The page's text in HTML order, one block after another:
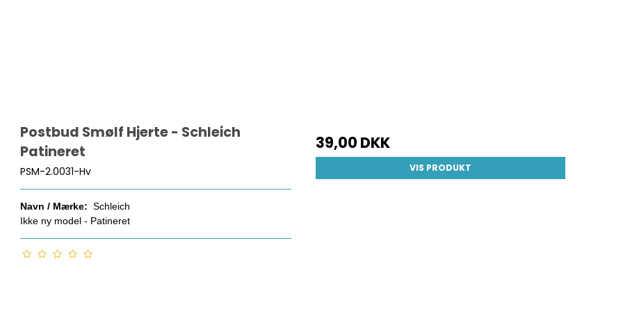
Postbud Smølf Hjerte - Schleich
Patineret
PSM-2.0031-Hv
Navn / Mærke: Schleich
Ikke ny model - Patineret
39,00 DKK
VIS PRODUKT